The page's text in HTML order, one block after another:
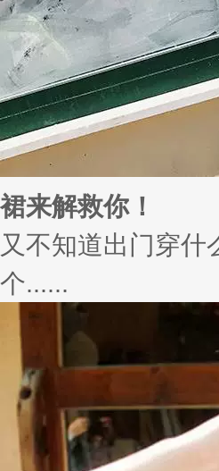
光的面膜——比
化妆品拼颜值已经
后，......